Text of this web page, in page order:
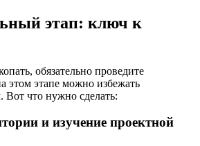
этап: ключ к
обязательно проведите
этом этапе можно избежать
Вот что нужно сделать:
и изучение проектной